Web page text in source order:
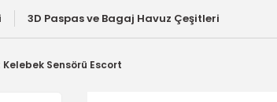
3D Paspas ve Bagaj Havuz Çeşitleri
Kelebek Sensörü Escort